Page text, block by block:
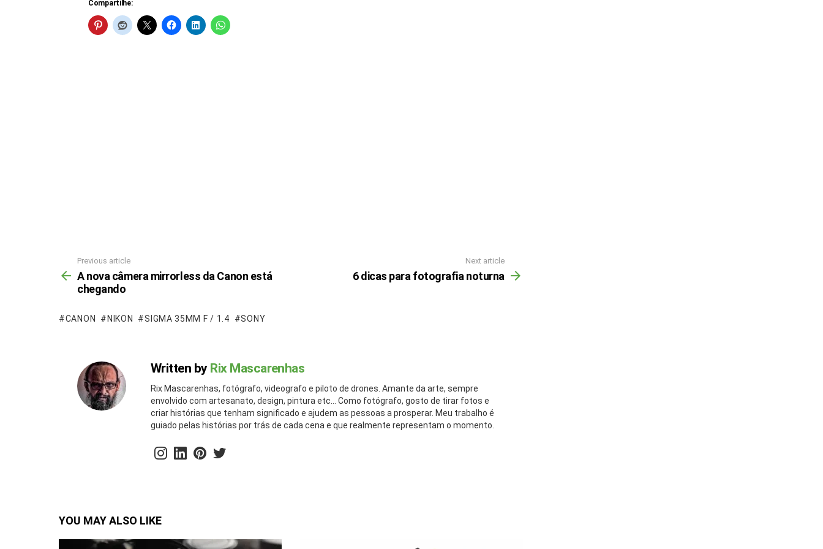
Compartilhe:
Previous article
A nova câmera mirrorless da Canon está
chegando
Next article
6 dicas para fotografia noturna
CANON NIKON SIGMA 35MM F / 1.4 SONY
Written by Rix Mascarenhas
Rix Mascarenhas, fotógrafo, videografo e piloto de drones. Amante da arte, sempre
envolvido com artesanato, design, pintura etc... Como fotógrafo, gosto de tirar fotos e
criar histórias que tenham significado e ajudem as pessoas a prosperar. Meu trabalho é
guiado pelas histórias por trás de cada cena e que realmente representam o momento.
instagram
linkedin
YOU MAY ALSO LIKE